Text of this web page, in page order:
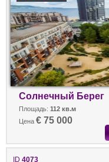
Солнечный Берег
Площадь: 112 кв.м
Цена € 75 000
ID 4073